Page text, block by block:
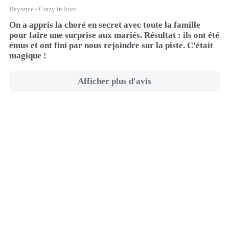
Beyonce - Crazy in love
On a appris la choré en secret avec toute la famille
pour faire une surprise aux mariés. Résultat : ils ont été
émus et ont fini par nous rejoindre sur la piste. C'était
magique !
Afficher plus d'avis